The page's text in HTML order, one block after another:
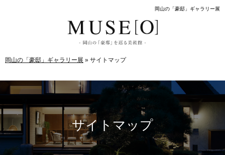
岡山の「豪邸」ギャラリー展
岡山の「豪邸」ギャラリー展 » サイトマップ
サイトマップ